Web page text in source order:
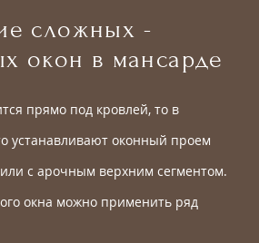
сложных -
окон в мансарде
прямо под кровлей, то в
устанавливают оконный проем
с арочным верхним сегментом.
окна можно применить ряд